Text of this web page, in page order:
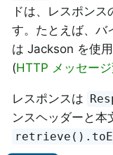
ドは、レスポン
す。たとえば、バ
は Jackson を使
(HTTP メッセー
レスポンスは
ンスヘッダーと本